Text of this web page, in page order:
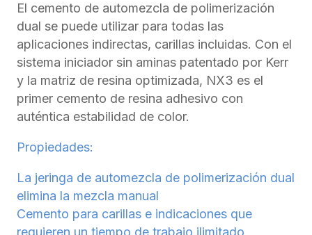
El cemento de automezcla de polimerización
dual se puede utilizar para todas las
aplicaciones indirectas, carillas incluidas. Con el
sistema iniciador sin aminas patentado por Kerr
y la matriz de resina optimizada, NX3 es el
primer cemento de resina adhesivo con
auténtica estabilidad de color.
Propiedades:
La jeringa de automezcla de polimerización dual
elimina la mezcla manual
Cemento para carillas e indicaciones que
requieren un tiempo de trabajo ilimitado